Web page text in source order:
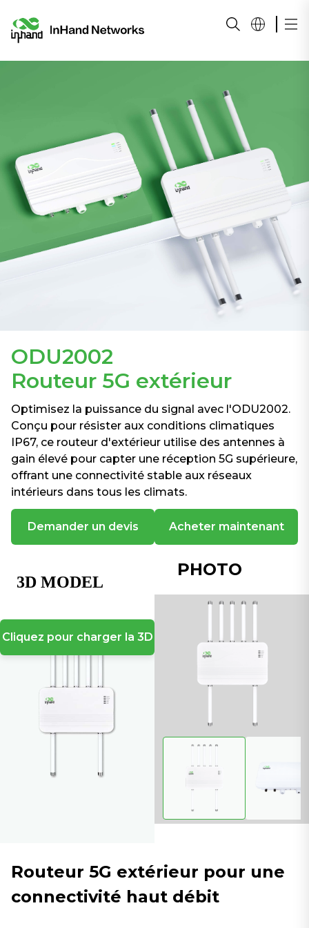
ODU2002
Routeur 5G extérieur
Optimisez la puissance du signal avec l'ODU2002.
Conçu pour résister aux conditions climatiques
IP67, ce routeur d'extérieur utilise des antennes à
gain élevé pour capter une réception 5G supérieure,
offrant une connectivité stable aux réseaux
intérieurs dans tous les climats.
Demander un devis Acheter maintenant
Cliquez pour charger la 3D
PHOTO
Routeur 5G extérieur pour une
connectivité haut débit